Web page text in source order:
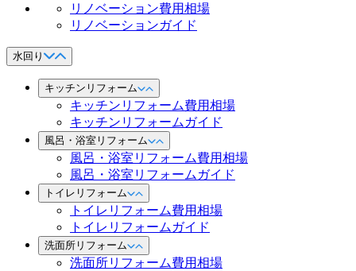
リノベーション費用相場
リノベーションガイド
水回り
キッチンリフォーム
キッチンリフォーム費用相場
キッチンリフォームガイド
風呂・浴室リフォーム
風呂・浴室リフォーム費用相場
風呂・浴室リフォームガイド
トイレリフォーム
トイレリフォーム費用相場
トイレリフォームガイド
洗面所リフォーム
洗面所リフォーム費用相場